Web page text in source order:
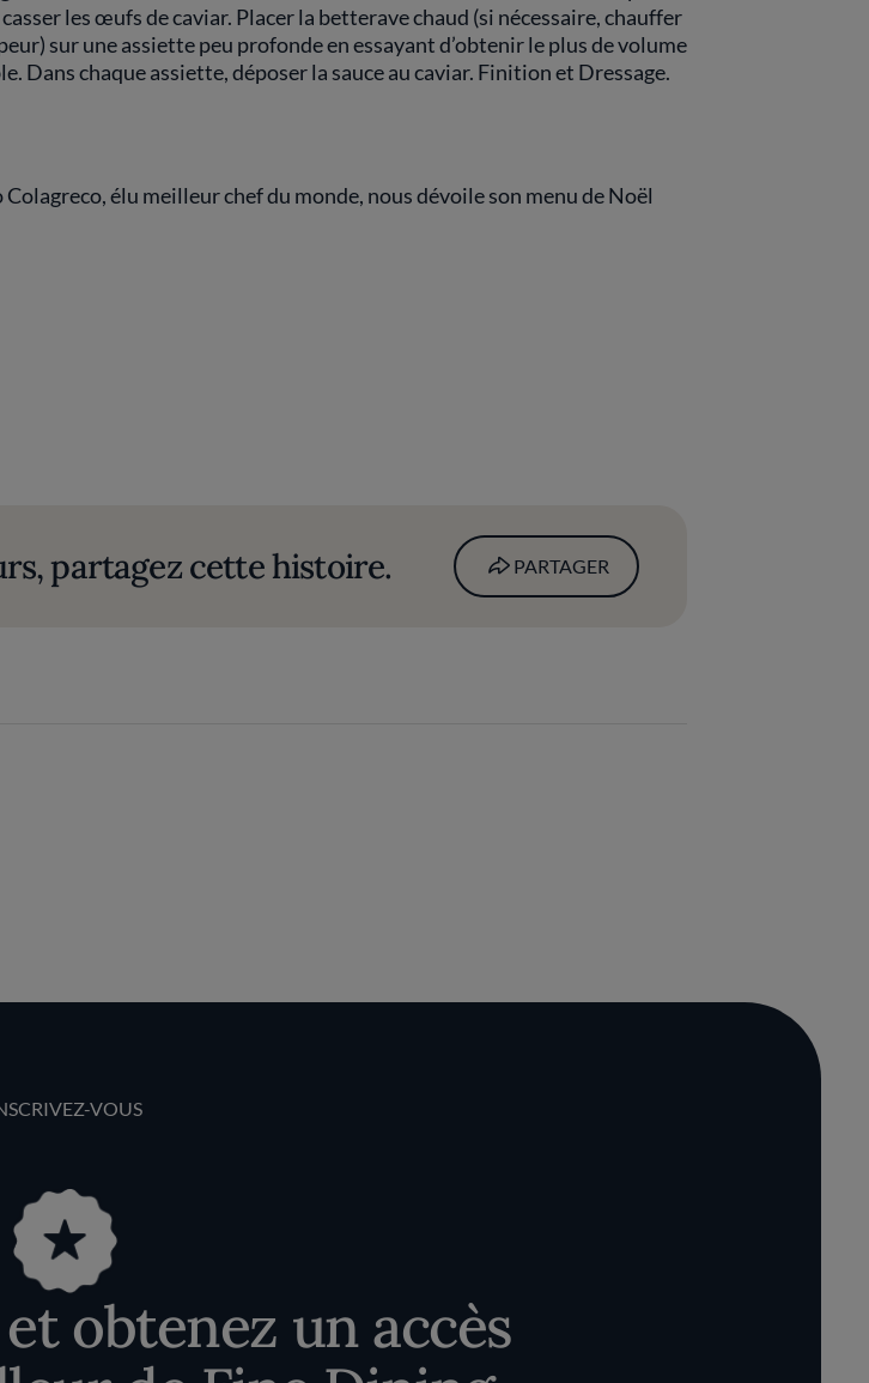
casser les œufs de caviar. Placer la betterave chaud (si nécessaire, chauffer
sur une assiette peu profonde en essayant d’obtenir le plus de volume
Dans chaque assiette, déposer la sauce au caviar. Finition et Dressage.
élu meilleur chef du monde, nous dévoile son menu de Noël
partagez cette histoire. PARTAGER
VOUS
obtenez un accès